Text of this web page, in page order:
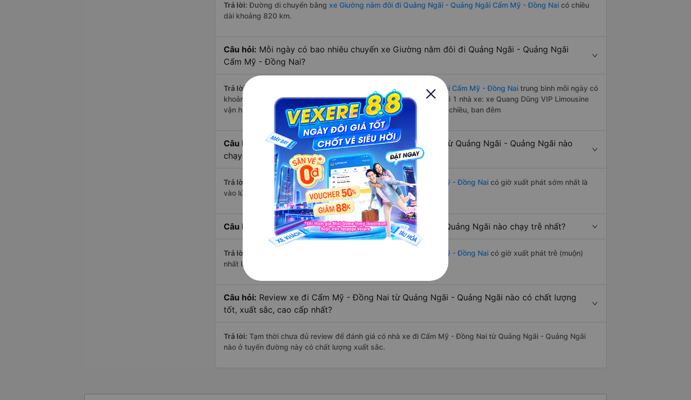
Trả lời: Đường di chuyển bằng xe Giường nằm đôi đi Quảng Ngãi - Quảng Ngãi Cẩm Mỹ - Đồng Nai có chiều
dài khoảng 820 km.
Câu hỏi: Mỗi ngày có bao nhiêu chuyến xe Giường nằm đôi đi Quảng Ngãi - Quảng Ngãi
Cẩm Mỹ - Đồng Nai?
Trả lời: xe Giường nằm đôi Quảng Ngãi - Quảng Ngãi Cẩm Mỹ - Đồng Nai trung bình mỗi ngày có
khoảng 1 chuyến trênVexere.combắt đầu từ 18:00 đến 18:00 bởi 1 nhà xe: xe Quang Dũng VIP Limousine
vận hành. Các giờ xe chạy có đầy đủ cả ban ngày, buổi trưa, buổi chiều, ban đêm
Câu hỏi:
Nhà xe Giường nằm đôi đi Cẩm Mỹ - Đồng Nai từ Quảng Ngãi - Quảng Ngãi nào
chạy sớm nhất?
Trả lời: ChuyếnGiường nằm đôi Quảng Ngãi - Quảng Ngãi Cẩm Mỹ - Đồng Nai có giờ xuất phát sớm nhất là
vào lúc 18:00 là của nhà xe Quang Dũng VIP Limousine.
Câu hỏi: Nhà xe đi Cẩm Mỹ - Đồng Nai từ Quảng Ngãi - Quảng Ngãi nào chạy trễ nhất?
Trả lời: Giường nằm đôi Quảng Ngãi - Quảng Ngãi Cẩm Mỹ - Đồng Nai có giờ xuất phát trễ (muộn)
nhất là vào lúc 18:00 là của nhà xe Quang Dũng VIP Limousine.
Câu hỏi: Review xe đi Cẩm Mỹ - Đồng Nai từ Quảng Ngãi - Quảng Ngãi nào có chất lượng
tốt, xuất sắc, cao cấp nhất?
Trả lời: Tạm thời chưa đủ review để đánh giá có nhà xe đi Cẩm Mỹ - Đồng Nai từ Quảng Ngãi - Quảng Ngãi
nào ở tuyến đường này có chất lượng xuất sắc.